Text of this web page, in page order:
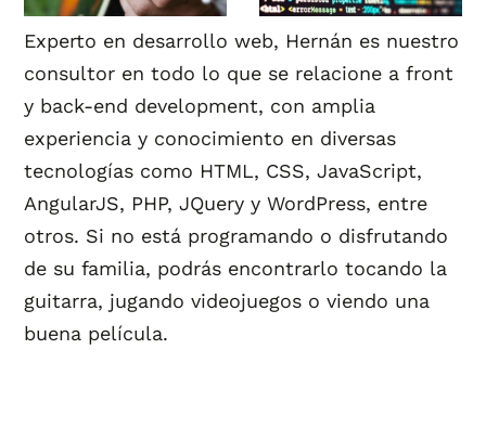
Experto en desarrollo web, Hernán es nuestro
consultor en todo lo que se relacione a front
y back-end development, con amplia
experiencia y conocimiento en diversas
tecnologías como HTML, CSS, JavaScript,
AngularJS, PHP, JQuery y WordPress, entre
otros. Si no está programando o disfrutando
de su familia, podrás encontrarlo tocando la
guitarra, jugando videojuegos o viendo una
buena película.